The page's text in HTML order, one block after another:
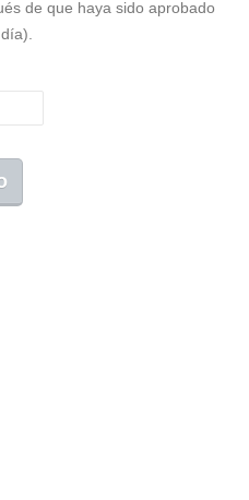
de que haya sido aprobado